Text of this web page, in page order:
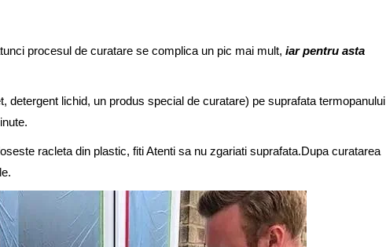
procesul de curatare se complica un pic mai mult, iar pentru asta
detergent lichid, un produs special de curatare) pe suprafata termopanului
racleta din plastic, fiti Atenti sa nu zgariati suprafata.Dupa curatarea